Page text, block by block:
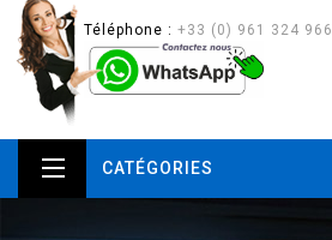
Téléphone : +33 (0) 961 324 966
CATÉGORIES